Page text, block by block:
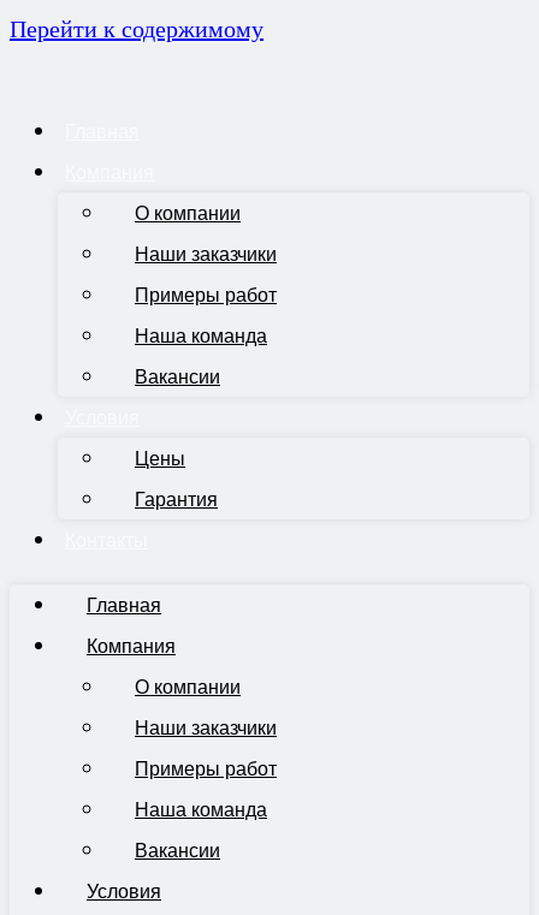
Перейти к содержимому
О компании
Наши заказчики
Примеры работ
Наша команда
Вакансии
Цены
Гарантия
Главная
Компания
О компании
Наши заказчики
Примеры работ
Наша команда
Вакансии
Условия